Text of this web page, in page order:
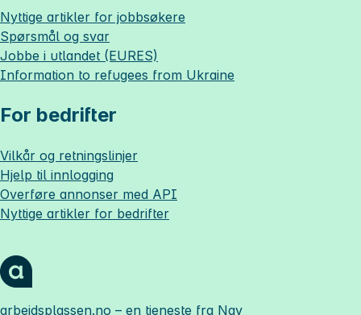
Nyttige artikler for jobbsøkere
Spørsmål og svar
Jobbe i utlandet (EURES)
Information to refugees from Ukraine
For bedrifter
Vilkår og retningslinjer
Hjelp til innlogging
Overføre annonser med API
Nyttige artikler for bedrifter
arbeidsplassen.no – en tjeneste fra Nav